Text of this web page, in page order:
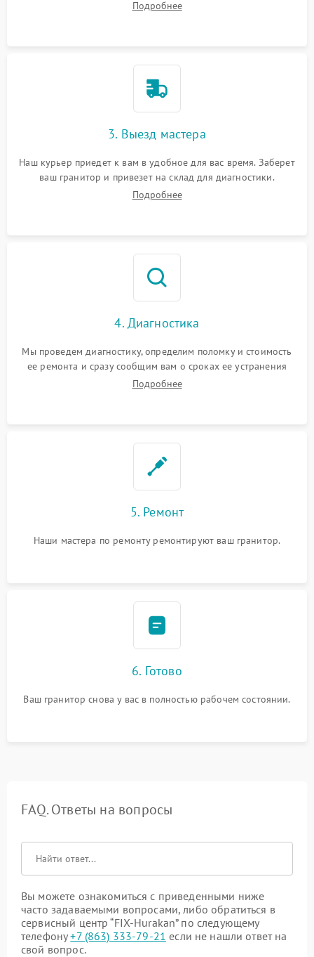
Подробнее
3. Выезд мастера
Наш курьер приедет к вам в удобное для вас время. Заберет
ваш гранитор и привезет на склад для диагностики.
Подробнее
4. Диагностика
Мы проведем диагностику, определим поломку и стоимость
ее ремонта и сразу сообщим вам о сроках ее устранения
Подробнее
5. Ремонт
Наши мастера по ремонту ремонтируют ваш гранитор.
6. Готово
Ваш гранитор снова у вас в полностью рабочем состоянии.
FAQ. Ответы на вопросы
Вы можете ознакомиться с приведенными ниже
часто задаваемыми вопросами, либо обратиться в
сервисный центр “FIX-Hurakan” по следующему
телефону+7 (863) 333-79-21 если не нашли ответ на
свой вопрос.